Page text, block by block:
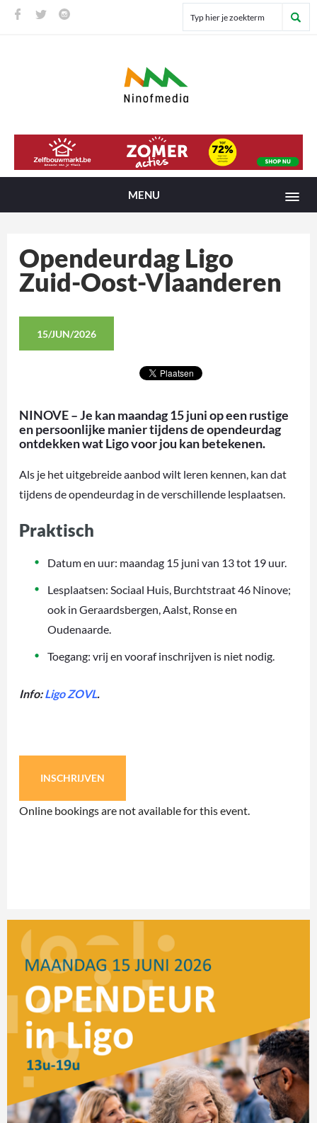
MENU
Opendeurdag Ligo
Zuid-Oost-Vlaanderen
15/JUN/2026
NINOVE – Je kan maandag 15 juni op een rustige
en persoonlijke manier tijdens de opendeurdag
ontdekken wat Ligo voor jou kan betekenen.
Als je het uitgebreide aanbod wilt leren kennen, kan dat
tijdens de opendeurdag in de verschillende lesplaatsen.
Praktisch
Datum en uur: maandag 15 juni van 13 tot 19 uur.
Lesplaatsen: Sociaal Huis, Burchtstraat 46 Ninove;
ook in Geraardsbergen, Aalst, Ronse en
Oudenaarde.
Toegang: vrij en vooraf inschrijven is niet nodig.
Info:Ligo ZOVL .
INSCHRIJVEN
Online bookings are not available for this event.